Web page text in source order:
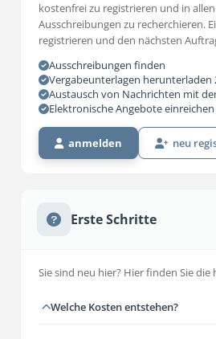
kostenfrei zu registrieren und in
Ausschreibungen zu recherchieren.
registrieren und den nächsten
Ausschreibungen finden
Vergabeunterlagen herunterladen
Austausch von Nachrichten mit
Elektronische Angebote einreichen
anmelden neu
Erste Schritte
Sie sind neu hier? Hier finden Sie die
Welche Kosten entstehen?